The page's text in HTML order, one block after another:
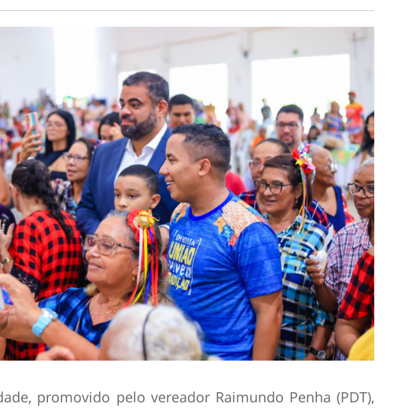
promovido pelo vereador Raimundo Penha (PDT),